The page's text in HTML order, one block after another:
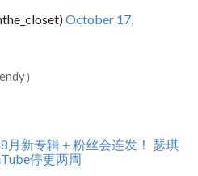
October 17,
）
月新专辑＋粉丝会连发！ 瑟琪
停更两周